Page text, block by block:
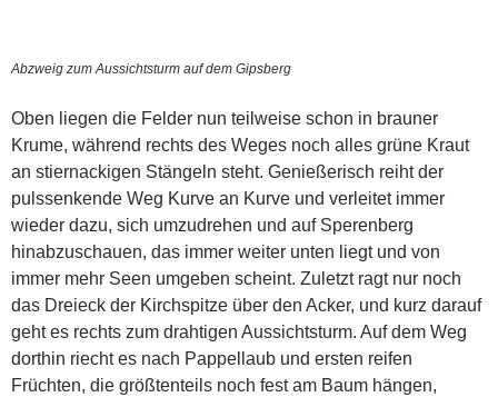
Abzweig zum Aussichtsturm auf dem Gipsberg
Oben liegen die Felder nun teilweise schon in brauner
Krume, während rechts des Weges noch alles grüne Kraut
an stiernackigen Stängeln steht. Genießerisch reiht der
pulssenkende Weg Kurve an Kurve und verleitet immer
wieder dazu, sich umzudrehen und auf Sperenberg
hinabzuschauen, das immer weiter unten liegt und von
immer mehr Seen umgeben scheint. Zuletzt ragt nur noch
das Dreieck der Kirchspitze über den Acker, und kurz darauf
geht es rechts zum drahtigen Aussichtsturm. Auf dem Weg
dorthin riecht es nach Pappellaub und ersten reifen
Früchten, die größtenteils noch fest am Baum hängen,